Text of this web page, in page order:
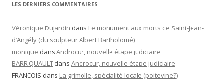
LES DERNIERS COMMENTAIRES
Véronique Dujardin dans Le monument aux morts de Saint-Jean-
d’Angély (du sculpteur Albert Bartholomé)
monique dans Androcur, nouvelle étape judiciaire
BARRIQUAULT dans Androcur, nouvelle étape judiciaire
FRANCOIS dans La grimolle, spécialité locale (poitevine?)